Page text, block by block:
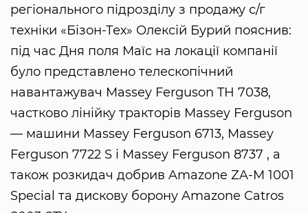
регіонального підрозділу з продажу с/г
техніки «Бізон-Тех» Олексій Бурий пояснив:
під час Дня поля Маїс на локації компанії
було представлено телескопічний
навантажувач Massey Ferguson TH 7038,
частково лінійку тракторів Massey Ferguson
— машини Massey Ferguson 6713, Massey
Ferguson 7722 S і Massey Ferguson 8737 , а
також розкидач добрив Amazone ZA-M 1001
Special та дискову борону Amazone Catros